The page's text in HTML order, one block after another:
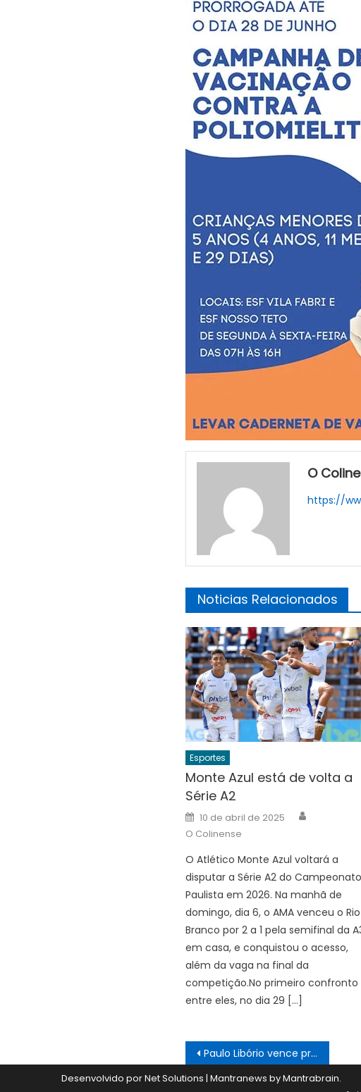
O
https://
Noticias Relacionados
Esportes
Monte Azul está de volta a
Série A2
Posted
on
10 de abril de 2025
O Colinense
O Atlético Monte Azul voltará a
disputar a Série A2 do Campeonato
Paulista em 2026. Na manhã de
domingo, dia 6, o AMA venceu o Rio
Branco por 2 a 1 pela semifinal da
em casa, e conquistou o acesso,
além da vaga na final da
competição.No primeiro confronto
entre eles, no dia 29 […]
Navegação
de
Paulo Libório vence prova em Franca
Desenvolvido por Net Solutions | Mantranews byMantrabrain.